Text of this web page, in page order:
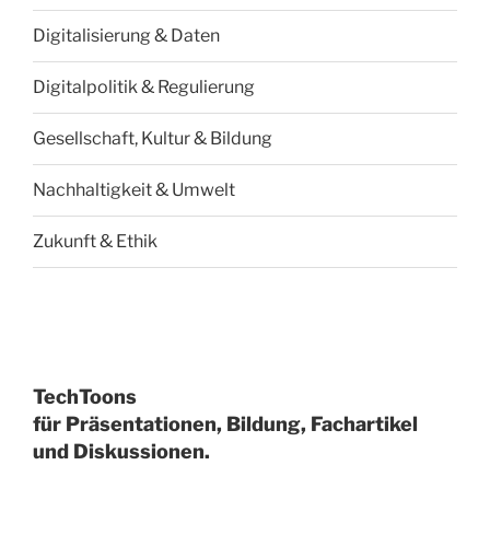
Digitalisierung & Daten
Digitalpolitik & Regulierung
Gesellschaft, Kultur & Bildung
Nachhaltigkeit & Umwelt
Zukunft & Ethik
TechToons
für Präsentationen, Bildung, Fachartikel
und Diskussionen.